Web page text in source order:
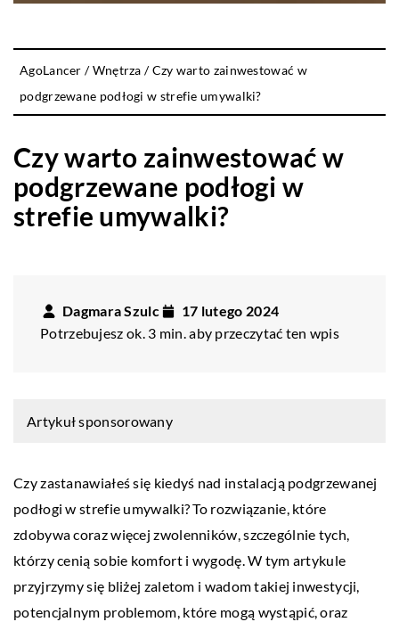
AgoLancer /Wnętrza /Czy warto zainwestować w
podgrzewane podłogi w strefie umywalki?
Czy warto zainwestować w
podgrzewane podłogi w
strefie umywalki?
Dagmara Szulc
17 lutego 2024
Potrzebujesz ok. 3 min. aby przeczytać ten wpis
Artykuł sponsorowany
Czy zastanawiałeś się kiedyś nad instalacją podgrzewanej
podłogi w strefie umywalki? To rozwiązanie, które
zdobywa coraz więcej zwolenników, szczególnie tych,
którzy cenią sobie komfort i wygodę. W tym artykule
przyjrzymy się bliżej zaletom i wadom takiej inwestycji,
potencjalnym problemom, które mogą wystąpić, oraz